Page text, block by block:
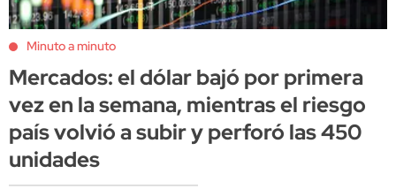
Minuto a minuto
Mercados: el dólar bajó por primera
vez en la semana, mientras el riesgo
país volvió a subir y perforó las 450
unidades